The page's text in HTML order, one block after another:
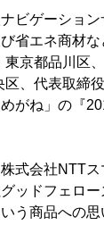
ビゲーショ
省エネ商材
京都品川区
、代表取締
がね」の『
式会社NTT
ッドフェロ
う商品への